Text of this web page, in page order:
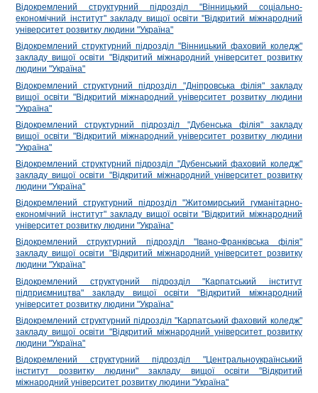
Відокремлений структурний підрозділ "Вінницький соціально-
економічний інститут" закладу вищої освіти "Відкритий міжнародний
університет розвитку людини "Україна"
Відокремлений структурний підрозділ "Вінницький фаховий коледж"
закладу вищої освіти "Відкритий міжнародний університет розвитку
людини "Україна"
Відокремлений структурний підрозділ "Дніпровська філія" закладу
вищої освіти "Відкритий міжнародний університет розвитку людини
"Україна"
Відокремлений структурний підрозділ "Дубенська філія" закладу
вищої освіти "Відкритий міжнародний університет розвитку людини
"Україна"
Відокремлений структурний підрозділ "Дубенський фаховий коледж"
закладу вищої освіти "Відкритий міжнародний університет розвитку
людини "Україна"
Відокремлений структурний підрозділ "Житомирський гуманітарно-
економічний інститут" закладу вищої освіти "Відкритий міжнародний
університет розвитку людини "Україна"
Відокремлений структурний підрозділ "Івано-Франківська філія"
закладу вищої освіти "Відкритий міжнародний університет розвитку
людини "Україна"
Відокремлений структурний підрозділ "Карпатський інститут
підприємництва" закладу вищої освіти "Відкритий міжнародний
університет розвитку людини "Україна"
Відокремлений структурний підрозділ "Карпатський фаховий коледж"
закладу вищої освіти "Відкритий міжнародний університет розвитку
людини "Україна"
Відокремлений структурний підрозділ "Центральноукраїнський
інститут розвитку людини" закладу вищої освіти "Відкритий
міжнародний університет розвитку людини "Україна"